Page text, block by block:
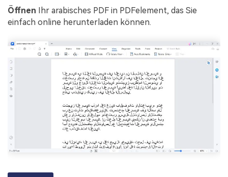
Öffnen
Ihr arabisches PDF in PDFelement, das Sie
einfach online herunterladen können.